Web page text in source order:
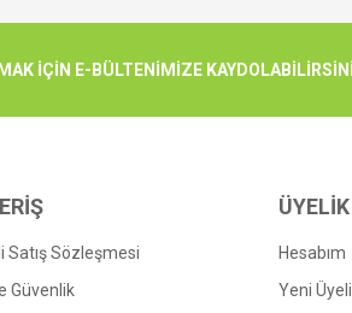
İÇİN E-BÜLTENİMİZE
Satış Sözleşmesi
Güvenlik
ÜYELİK
Hesabım
Yeni